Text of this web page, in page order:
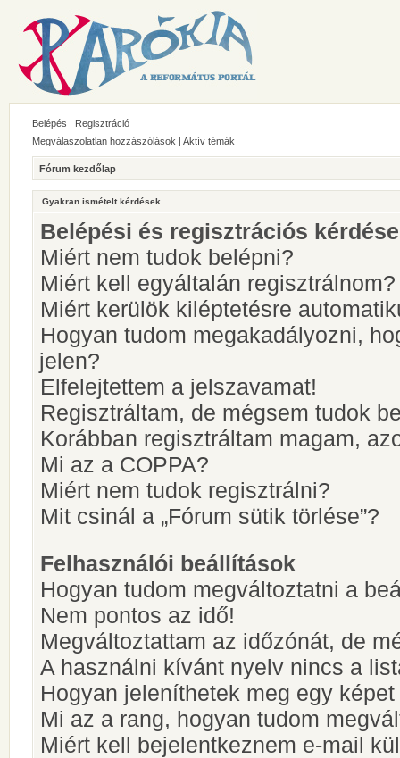
Belépés
Regisztráció
Megválaszolatlan hozzászólások | Aktív témák
Fórum kezdőlap
Gyakran ismételt kérdések
Belépési és regisztrációs
Miért nem tudok belépni?
Miért kell egyáltalán regisztrálnom?
Miért kerülök kiléptetésre
Hogyan tudom megakadályozni,
jelen?
Elfelejtettem a jelszavamat!
Regisztráltam, de mégsem tudok
Korábban regisztráltam magam,
Mi az a COPPA?
Miért nem tudok regisztrálni?
Mit csinál a „Fórum sütik törlése”?
Felhasználói beállítások
Hogyan tudom megváltoztatni a
Nem pontos az idő!
Megváltoztattam az időzónát, de
A használni kívánt nyelv nincs a
Hogyan jeleníthetek meg egy
Mi az a rang, hogyan tudom
Miért kell bejelentkeznem e-mail